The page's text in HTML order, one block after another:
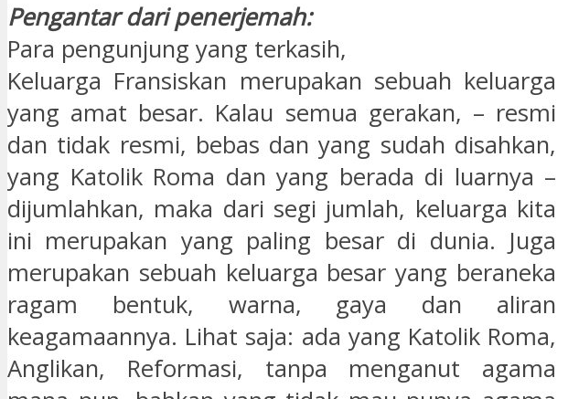
Pengantar dari penerjemah:
Para pengunjung yang terkasih,
Keluarga Fransiskan merupakan sebuah keluarga
yang amat besar. Kalau semua gerakan, – resmi
dan tidak resmi, bebas dan yang sudah disahkan,
yang Katolik Roma dan yang berada di luarnya –
dijumlahkan, maka dari segi jumlah, keluarga kita
ini merupakan yang paling besar di dunia. Juga
merupakan sebuah keluarga besar yang beraneka
ragam bentuk, warna, gaya dan aliran
keagamaannya. Lihat saja: ada yang Katolik Roma,
Anglikan, Reformasi, tanpa menganut agama